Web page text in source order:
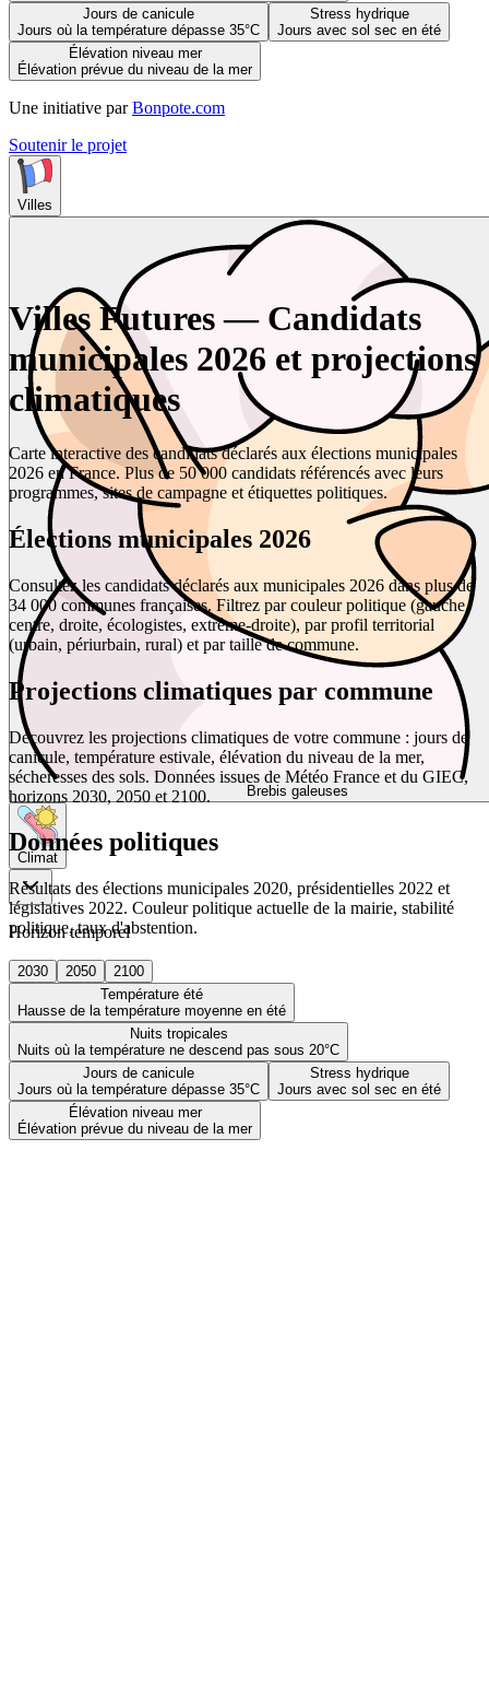
Jours de canicule
Jours où la température dépasse 35°C
Stress hydrique
Jours avec sol sec en été
Élévation niveau mer
Élévation prévue du niveau de la mer
Une initiative par Bonpote.com
Soutenir le projet
Villes
Brebis galeuses
Climat
Horizon temporel
2030 2050
2100
Température été
Hausse de la température moyenne en été
Nuits tropicales
Nuits où la température ne descend pas sous 20°C
Jours de canicule
Jours où la température dépasse 35°C
Stress hydrique
Jours avec sol sec en été
Élévation niveau mer
Élévation prévue du niveau de la mer
Villes Futures — Candidats
municipales 2026 et projections
climatiques
Carte interactive des candidats déclarés aux élections municipales
2026 en France. Plus de 50 000 candidats référencés avec leurs
programmes, sites de campagne et étiquettes politiques.
Élections municipales 2026
Consultez les candidats déclarés aux municipales 2026 dans plus de
34 000 communes françaises. Filtrez par couleur politique (gauche,
centre, droite, écologistes, extrême-droite), par profil territorial
(urbain, périurbain, rural) et par taille de commune.
Projections climatiques par commune
Découvrez les projections climatiques de votre commune : jours de
canicule, température estivale, élévation du niveau de la mer,
sécheresses des sols. Données issues de Météo France et du GIEC,
horizons 2030, 2050 et 2100.
Données politiques
Résultats des élections municipales 2020, présidentielles 2022 et
législatives 2022. Couleur politique actuelle de la mairie, stabilité
politique, taux d'abstention.